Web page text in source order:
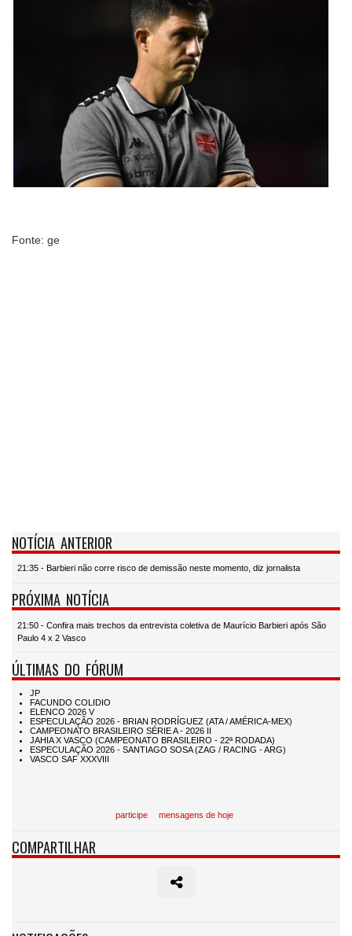
Fonte: ge
NOTÍCIA ANTERIOR
21:35 - Barbieri não corre risco de demissão neste momento, diz jornalista
PRÓXIMA NOTÍCIA
21:50 - Confira mais trechos da entrevista coletiva de Maurício Barbieri após São
Paulo 4 x 2 Vasco
ÚLTIMAS DO FÓRUM
participe mensagens de hoje
COMPARTILHAR